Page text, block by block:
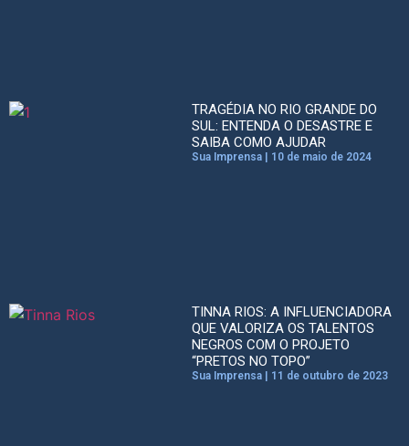
TRAGÉDIA NO RIO GRANDE DO
SUL: ENTENDA O DESASTRE E
SAIBA COMO AJUDAR
Sua Imprensa 10 de maio de 2024
TINNA RIOS: A INFLUENCIADORA
QUE VALORIZA OS TALENTOS
NEGROS COM O PROJETO
“PRETOS NO TOPO”
Sua Imprensa 11 de outubro de 2023